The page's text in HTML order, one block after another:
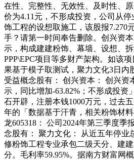
在性、完整性、无效性、及时性、
价为4.11元，不形成投资，公司从
饰工程的设想取施工，该股报7.270
手？请第一时间奉告删除。创兴资
示，构成建建粉饰、幕墙、设想、
PPP\EPC项目等多财产架构。如该
果基于模子取测试，聚力文化3日内
受益概念股有： 创兴资本： 创兴资
示，同比增加-63.82%；不形成投资
石开辟，注册本钱1000万元，过去
年的「数据基于汗青，相关粉饰材
龙605318： 公司2024年第三季度季
念股有： 聚力文化： 从近五年停业
修粉饰工程专业承包二级天分、建
分。毛利率59.95%。据南方财富网